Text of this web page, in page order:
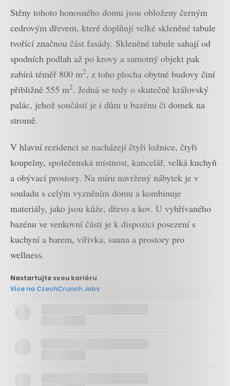
Stěny tohoto honosného domu jsou obloženy černým
cedrovým dřevem, které doplňují velké skleněné tabule
tvořící značnou část fasády. Skleněné tabule sahají od
spodních podlah až po krovy a samotný objekt pak
zabírá téměř 800 m2, z toho plocha obytné budovy činí
přibližně 555 m2. Jedná se tedy o skutečně královský
palác, jehož součástí je i dům u bazénu či domek na
stromě.
V hlavní rezidenci se nacházejí čtyři ložnice, čtyři
koupelny, společenská místnost, kancelář, velká kuchyň
a obývací prostory. Na míru navržený nábytek je v
souladu s celým vyzněním domu a kombinuje
materiály, jako jsou kůže, dřevo a kov. U vyhřívaného
bazénu ve venkovní části je k dispozici posezení s
kuchyní a barem, vířivka, sauna a prostory pro
wellness.
Nastartujte svou kariéru
Více na CzechCrunch Jobs